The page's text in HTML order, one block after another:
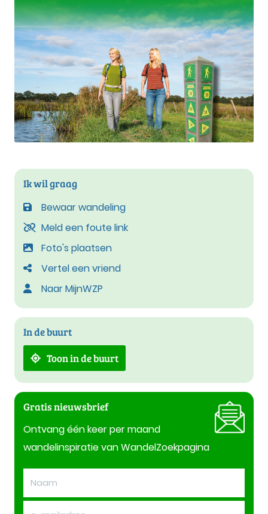
Ik wil graag
Bewaar wandeling
Meld een foute link
Foto's plaatsen
Vertel een vriend
Naar MijnWZP
In de buurt
Toon in de buurt
Gratis nieuwsbrief
Ontvang één keer per maand
wandelinspiratie van WandelZoekpagina